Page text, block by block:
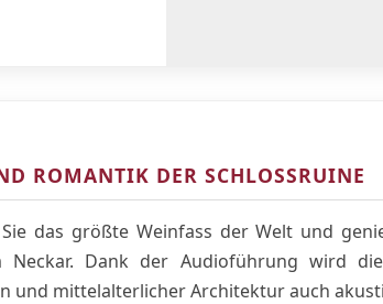
ROMANTIK DER SCHLOSSRUINE
das größte Weinfass der Welt und
Neckar. Dank der Audioführung wird
und mittelalterlicher Architektur auch